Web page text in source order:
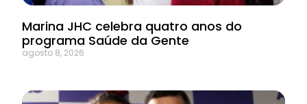
Marina JHC celebra quatro anos do
programa Saúde da Gente
agosto 8, 2026